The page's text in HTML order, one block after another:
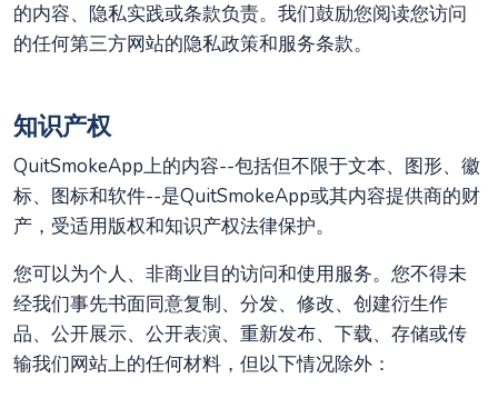
的内容、隐私实践或条款负责。我们鼓励您阅读您访问
的任何第三方网站的隐私政策和服务条款。
知识产权
QuitSmokeApp上的内容--包括但不限于文本、图形、徽
标、图标和软件--是QuitSmokeApp或其内容提供商的财
产，受适用版权和知识产权法律保护。
您可以为个人、非商业目的访问和使用服务。您不得未
经我们事先书面同意复制、分发、修改、创建衍生作
品、公开展示、公开表演、重新发布、下载、存储或传
输我们网站上的任何材料，但以下情况除外：